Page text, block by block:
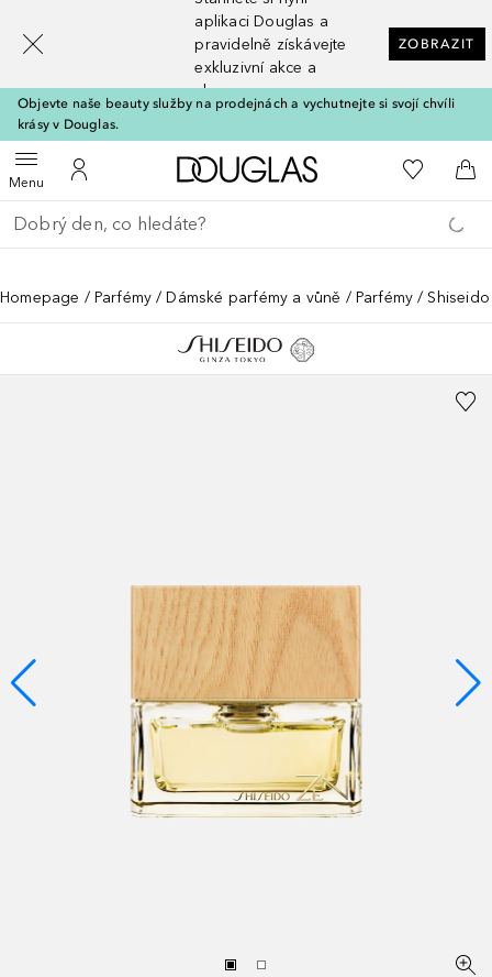
aplikaci Douglas a
pravidelně získávejte
exkluzivní akce a
slevy
ZOBRAZIT
Objevte naše beauty služby na prodejnách a vychutnejte si svojí chvíli
krásy v Douglas.
MenuOtevřít menuK mému účtu
Domů K mému
Do
Vraťte se
Proveďte vyhledávání
Homepage Parfémy Dámské parfémy a vůně Parfémy
[navigation.slideout.screenreader]